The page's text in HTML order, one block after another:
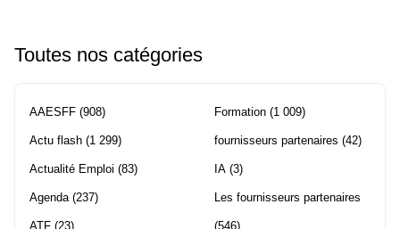
Toutes nos catégories
AAESFF (908)
Actu flash (1 299)
Actualité Emploi (83)
Agenda(237)
ATF (23)
Formation (1 009)
fournisseurs partenaires (42)
IA (3)
Les fournisseurs partenaires
(546)